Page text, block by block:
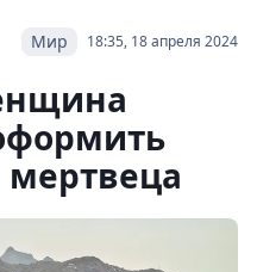
18:35, 18 апреля 2024
Мир